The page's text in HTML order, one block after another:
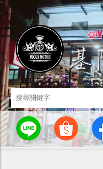
燈罩 / 燈泡 其他零組件